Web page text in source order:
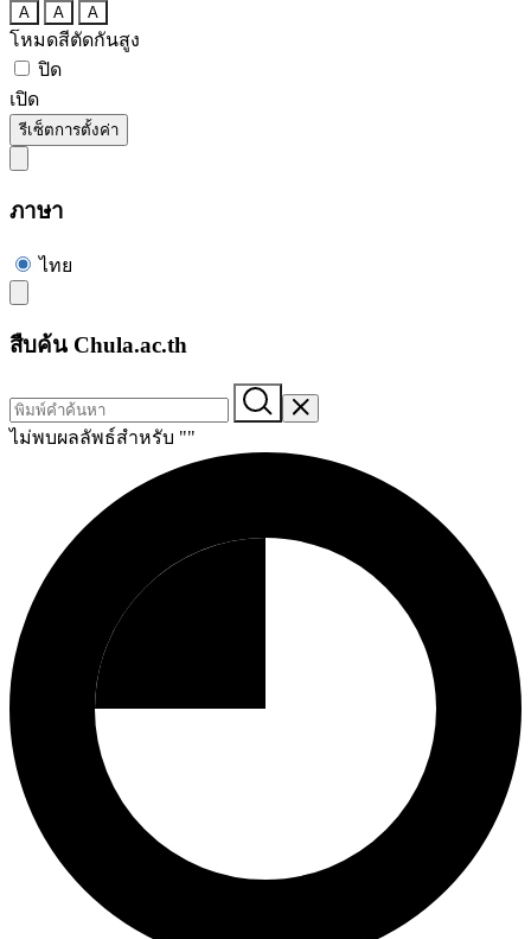
A A A
โหมดสีตัดกันสูง
ปิด
เปิด
รีเซ็ตการตั้งค่า
ภาษา
ไทย
สืบค้น Chula.ac.th
ไม่พบผลลัพธ์สำหรับ ""